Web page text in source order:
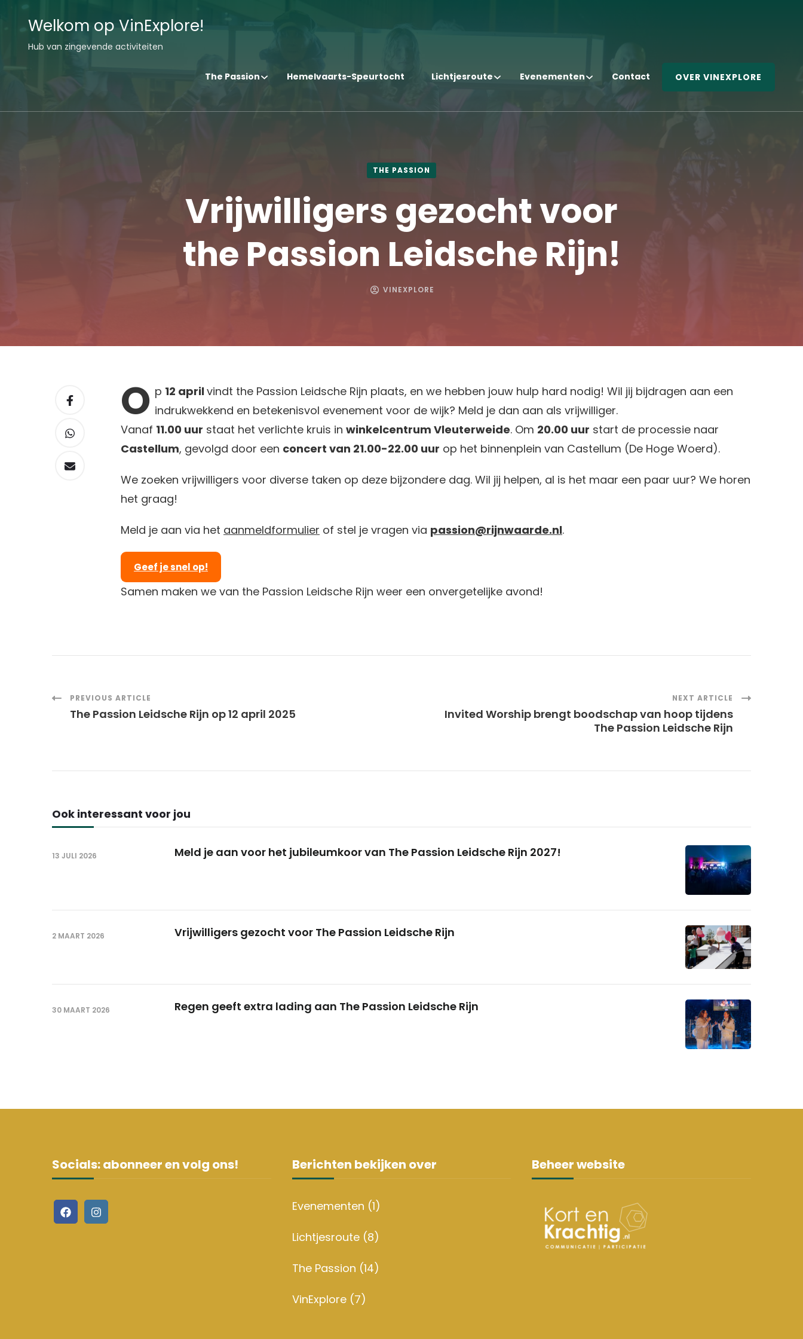
Welkom op VinExplore!
Hub van zingevende activiteiten
The Passion Hemelvaarts-Speurtocht Lichtjesroute Evenementen Contact OVER VINEXPLORE
THE PASSION
Vrijwilligers gezocht voor
the Passion Leidsche Rijn!
VINEXPLORE
O p 12 aprilvindt the Passion Leidsche Rijn plaats, en we hebben jouw hulp hard nodig! Wil jij bijdragen aan een
indrukwekkend en betekenisvol evenement voor de wijk? Meld je dan aan als vrijwilliger.
Vanaf 11.00 uur staat het verlichte kruis in winkelcentrum Vleuterweide. Om 20.00 uur start de processie naar
Castellum, gevolgd door een concert van 21.00-22.00 uur op het binnenplein van Castellum (De Hoge Woerd).
We zoeken vrijwilligers voor diverse taken op deze bijzondere dag. Wil jij helpen, al is het maar een paar uur? We horen
het graag!
Meld je aan via het aanmeldformulier of stel je vragen via passion@rijnwaarde.nl.
Geef je snel op!
Samen maken we van the Passion Leidsche Rijn weer een onvergetelijke avond!
Post
PREVIOUS ARTICLE
The Passion Leidsche Rijn op 12 april 2025
NEXT ARTICLE
Invited Worship brengt boodschap van hoop tijdens
The Passion Leidsche Rijn
Ook interessant voor jou
13 JULI 2026 Meld je aan voor het jubileumkoor van The Passion Leidsche Rijn 2027!
2 MAART 2026 Vrijwilligers gezocht voor The Passion Leidsche Rijn
30 MAART 2026 Regen geeft extra lading aan The Passion Leidsche Rijn
Socials: abonneer en volg ons! Berichten bekijken over
Evenementen (1)
Lichtjesroute(8)
The Passion (14)
VinExplore(7)
Beheer website